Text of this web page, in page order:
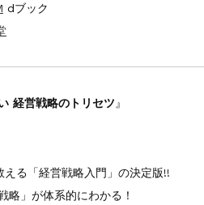
dブック
経営戦略のトリセツ 』
る「経営戦略入門」の決定版!!
略」が体系的にわかる！